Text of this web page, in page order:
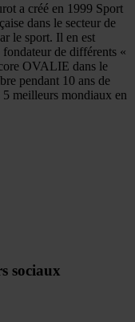
a créé en 1999 Sport
dans le secteur de
le sport. Il en est
de différents «
OVALIE dans le
pendant 10 ans de
meilleurs mondiaux en
sociaux